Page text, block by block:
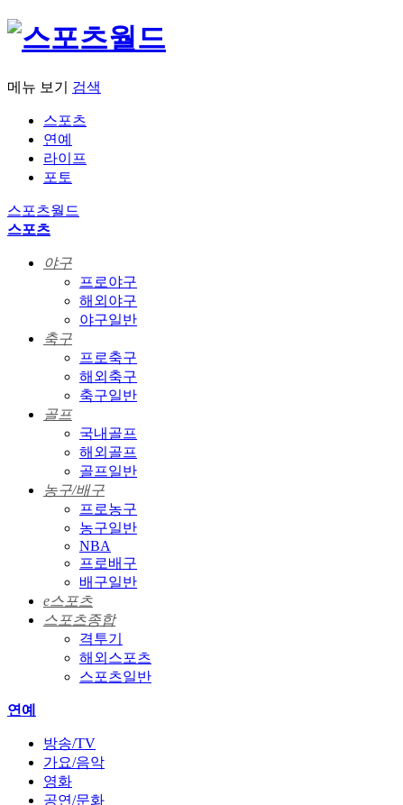
메뉴 보기 검색
스포츠
연예
라이프
포토
스포츠월드
스포츠
야구
프로야구
해외야구
야구일반
축구
프로축구
해외축구
축구일반
골프
국내골프
해외골프
골프일반
농구/배구
프로농구
농구일반
NBA
프로배구
배구일반
e스포츠
스포츠종합
격투기
해외스포츠
스포츠일반
연예
방송/TV
가요/음악
영화
공연/문화